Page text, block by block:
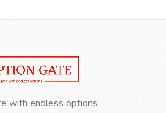
with endless options